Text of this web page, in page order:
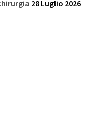
28 Luglio 2026